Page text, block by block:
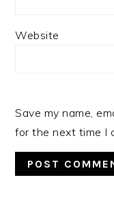
Website
Save my name,
for the next time I